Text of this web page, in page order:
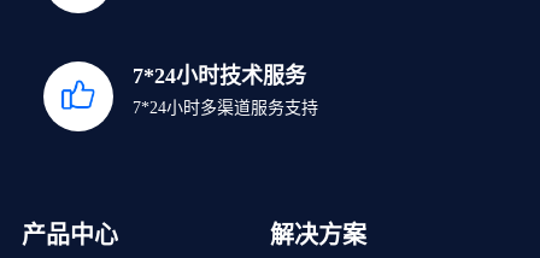
7*24小时技术服务
7*24小时多渠道服务支持
产品中心 解决方案